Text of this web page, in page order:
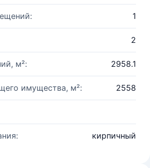
1
2
м²: 2958.1
имущества, м²: 2558
кирпичный